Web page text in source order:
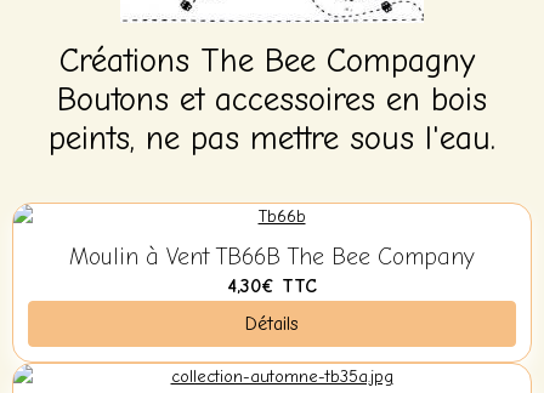
Créations The Bee Compagny
Boutons et accessoires en bois
peints, ne pas mettre sous l'eau.
Moulin à Vent TB66B The Bee Company
4,30€ TTC
Détails